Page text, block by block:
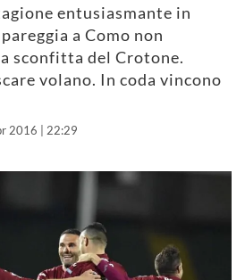
entusiasmante in
a Como non
sconfitta del Crotone.
volano. In coda vincono
2016 | 22:29